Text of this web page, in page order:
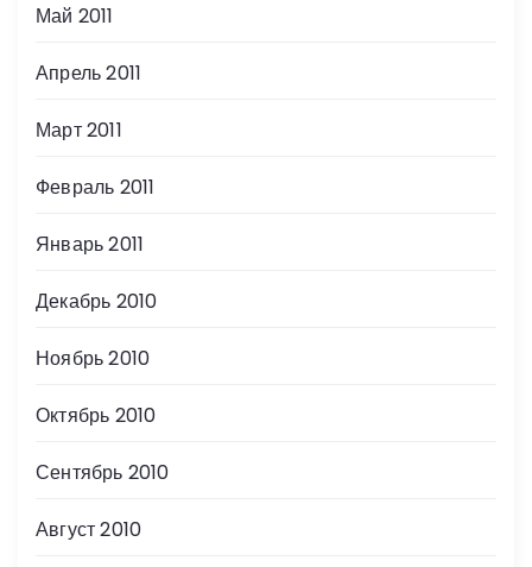
Май 2011
Апрель 2011
Март 2011
Февраль 2011
Январь 2011
Декабрь 2010
Ноябрь 2010
Октябрь 2010
Сентябрь 2010
Август 2010